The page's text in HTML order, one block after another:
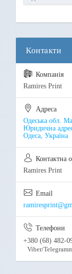
Ramires Print
Одеська обл.
Юридична
Одеса, Україна
Ramires Print
+380 (68) 482-
Viber/